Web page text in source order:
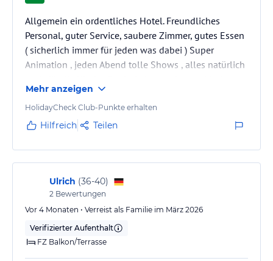
Allgemein ein ordentliches Hotel. Freundliches
Personal, guter Service, saubere Zimmer, gutes Essen
( sicherlich immer für jeden was dabei ) Super
Animation , jeden Abend tolle Shows , alles natürlich
„Sachen“ an der Ausstattung in den Zimmern und
auch in anderen Bereichen reparaturbedürftig .
Mehr anzeigen
HolidayCheck Club-Punkte erhalten
Hilfreich Teilen
Ulrich (36-40)
2 Bewertungen
Vor 4 Monaten • Verreist als Familie im März 2026
Verifizierter Aufenthalt
FZ Balkon/Terrasse